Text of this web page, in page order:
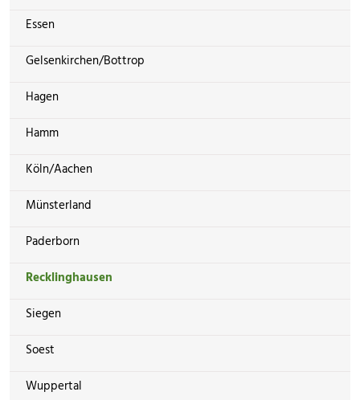
Essen
Gelsenkirchen/Bottrop
Hagen
Hamm
Köln/Aachen
Münsterland
Paderborn
Recklinghausen
Siegen
Soest
Wuppertal